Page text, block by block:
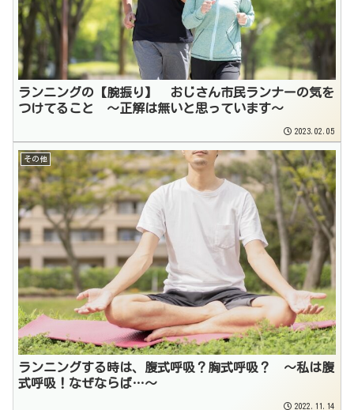
ランニングの【腕振り】 おじさん市民ランナーの気を
つけてること 〜正解は無いと思っています〜
2023.02.05
その他
ランニングする時は、腹式呼吸？胸式呼吸？ 〜私は腹
式呼吸！なぜならば…〜
2022.11.14